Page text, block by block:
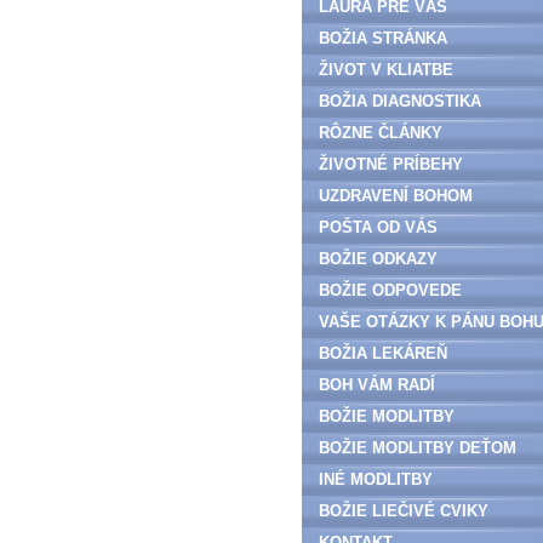
LAURA PRE VÁS
BOŽIA STRÁNKA
ŽIVOT V KLIATBE
BOŽIA DIAGNOSTIKA
RÔZNE ČLÁNKY
ŽIVOTNÉ PRÍBEHY
UZDRAVENÍ BOHOM
POŠTA OD VÁS
BOŽIE ODKAZY
BOŽIE ODPOVEDE
VAŠE OTÁZKY K PÁNU BOHU
BOŽIA LEKÁREŇ
BOH VÁM RADÍ
BOŽIE MODLITBY
BOŽIE MODLITBY DEŤOM
INÉ MODLITBY
BOŽIE LIEČIVÉ CVIKY